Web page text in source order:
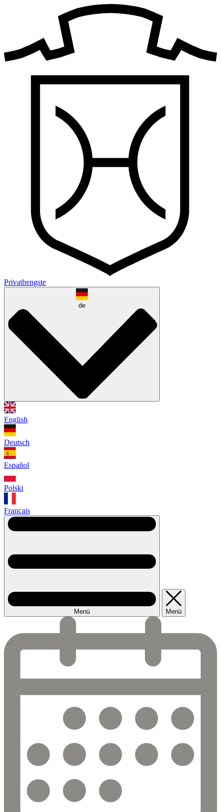
Privathengste
de
English
Deutsch
Español
Polski
Français
Menü Menü